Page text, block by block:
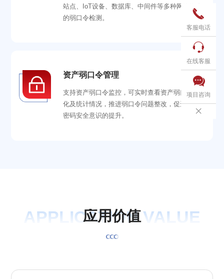
站点、IoT设备、数据库、中间件等多种网络资产
的弱口令检测。
资产弱口令管理
支持资产弱口令监控，可实时查看资产弱口令变
化及统计情况，推进弱口令问题整改，促进人员
密码安全意识的提升。
APPLICATION VALUE
应用价值

客服电话

在线客服

项目咨询
